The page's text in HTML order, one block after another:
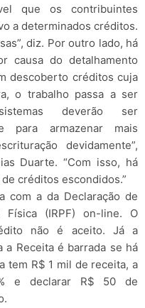
que os contribuintes
a determinados créditos.
diz. Por outro lado, há
causa do detalhamento
descoberto créditos cuja
o trabalho passa a ser
deverão ser
para armazenar mais
devidamente”,
Duarte. “Com isso, há
créditos escondidos.”
com a da Declaração de
(IRPF) on-line. O
não é aceito. Já a
a Receita é barrada se há
tem R$ 1 mil de receita, a
e declarar R$ 50 de